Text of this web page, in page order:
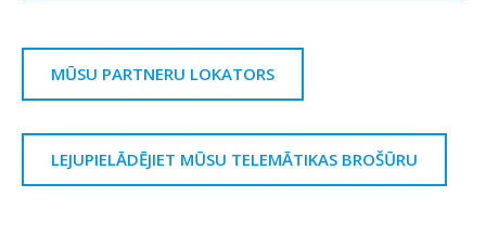
MŪSU PARTNERU LOKATORS
LEJUPIELĀDĒJIET MŪSU TELEMĀTIKAS BROŠŪRU